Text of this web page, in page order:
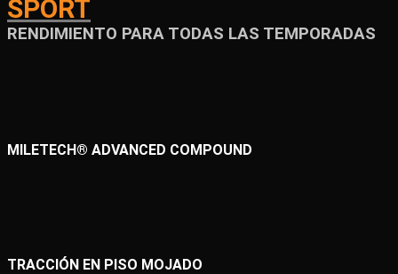
SPORT
RENDIMIENTO PARA TODAS LAS TEMPORADAS
MILETECH® ADVANCED COMPOUND
TRACCIÓN EN PISO MOJADO